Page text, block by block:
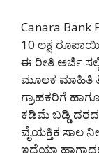
Canara Bank
10 ಲಕ್ಷ
ಈ ರೀತಿ ಅರ್ಜಿ
ಮೂಲಕ ಮಾಹಿತಿ
ಗ್ರಾಹಕರಿಗೆ
ಕಡಿಮೆ ಬಡ್ಡಿ
ವೈಯಕ್ತಿಕ ಸಾಲ
ಇದೆಯಾ